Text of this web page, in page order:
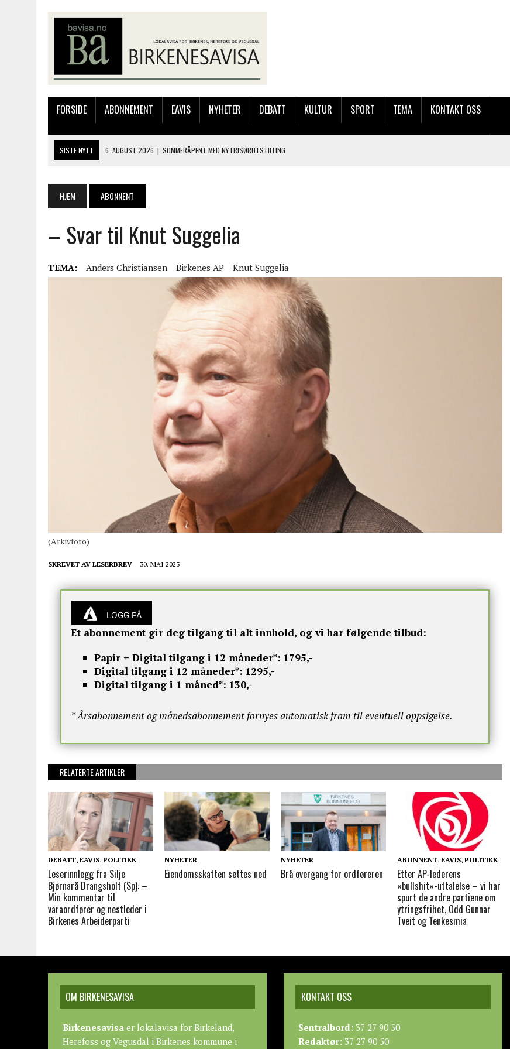
FORSIDE ABONNEMENT EAVIS NYHETER DEBATT KULTUR SPORT TEMA KONTAKT OSS
SISTE NYTT 6. AUGUST 2026 | SOMMERÅPENT MED NY FRISØRUTSTILLING
4. AUGUST 2026 | MUSIKANTER FRA BIRKELAND STORKOSTE SEG PÅ LYNGDALSKURSENE
6. AUGUST 2026
FRA BARNDOMSMINNER TIL NYE OPPLEVELSER PÅ FLAKK GÅRD
HJEM ABONNENT
– Svar til Knut Suggelia
TEMA: Anders Christiansen Birkenes AP Knut Suggelia
(Arkivfoto)
SKREVET AV LESERBREV 30. MAI 2023
LOGG PÅ
Et abonnement gir deg tilgang til alt innhold, og vi har følgende tilbud:
Papir + Digital tilgang i 12 måneder*: 1795,-
Digital tilgang i 12 måneder*: 1295,-
Digital tilgang i 1 måned*: 130,-
* Årsabonnement og månedsabonnement fornyes automatisk fram til eventuell oppsigelse.
RELATERTE ARTIKLER
DEBATT, EAVIS, POLITIKK
Leserinnlegg fra Silje
Bjørnarå Drangsholt (Sp): –
Min kommentar til
varaordfører og nestleder i
Birkenes Arbeiderparti
NYHETER
Eiendomsskatten settes ned
NYHETER
Brå overgang for ordføreren
ABONNENT,EAVIS,POLITIKK
Etter AP-lederens
«bullshit»-uttalelse – vi har
spurt de andre partiene om
ytringsfrihet, Odd Gunnar
Tveit og Tenkesmia
OM BIRKENESAVISA
Birkenesavisa er lokalavisa for Birkeland,
Herefoss og Vegusdal i Birkenes kommune i
KONTAKT OSS
Sentralbord: 37 27 90 50
Redaktør: 37 27 90 50